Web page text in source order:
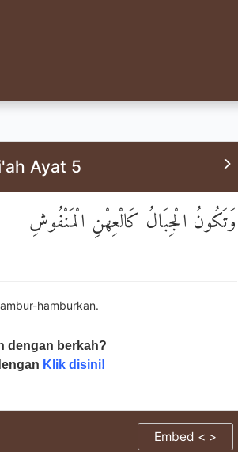
Ayat 5
وَتَكُونُ الْجِبَالُ كَالْعِهْنِ الْمَنْفُوشِ
hamburkan.
dengan berkah?
Klik disini!
Embed < >